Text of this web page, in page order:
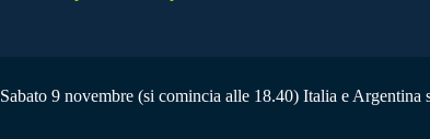
Sabato 9 novembre (si comincia alle 18.40) Italia e